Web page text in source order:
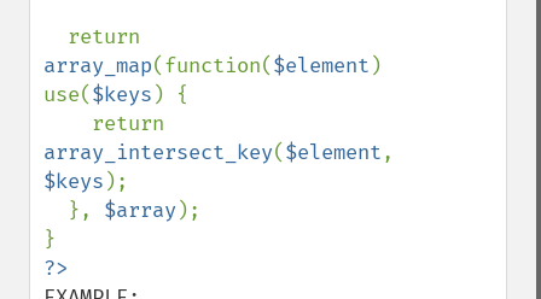
array_map(function($element )
use($keys ) {
array_intersect_key($element
$keys );
  },
$array );